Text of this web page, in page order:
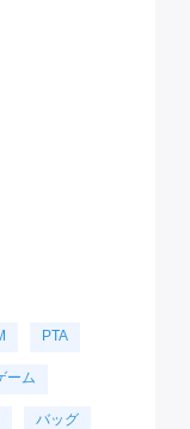
PTA
ーム
バッグ